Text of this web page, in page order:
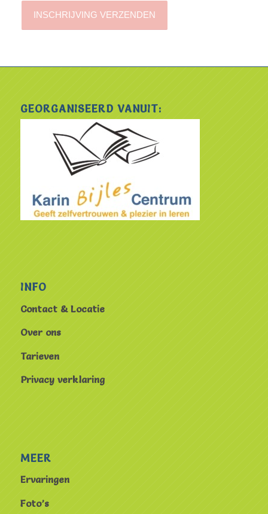
GEORGANISEERD VANUIT:
INFO
Contact & Locatie
Over ons
Tarieven
Privacy verklaring
MEER
Ervaringen
Foto’s